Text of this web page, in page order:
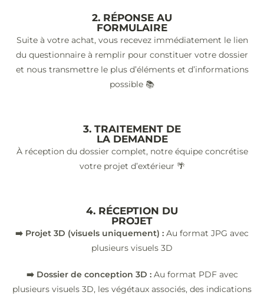
2. RÉPONSE AU
FORMULAIRE
Suite à votre achat, vous recevez immédiatement le lien
du questionnaire à remplir pour constituer votre dossier
et nous transmettre le plus d’éléments et d’informations
possible 📚
3. TRAITEMENT DE
LA DEMANDE
À réception du dossier complet, notre équipe concrétise
votre projet d’extérieur 🌴
4. RÉCEPTION DU
PROJET
➡️ Projet 3D (visuels uniquement) : Au format JPG avec
plusieurs visuels 3D
➡️ Dossier de conception 3D :Au format PDF avec
plusieurs visuels 3D, les végétaux associés, des indications